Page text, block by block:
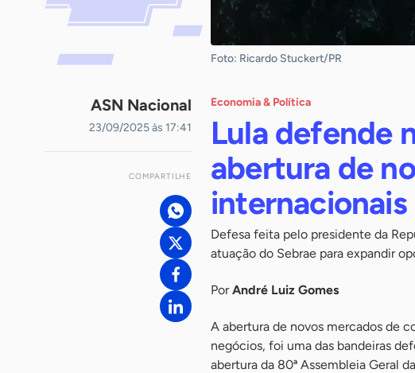
Foto: Ricardo Stuckert/PR
ASN Nacional
23/09/2025 às 17:41
COMPARTILHE
Economia & Política
Lula defende
abertura de
internacionais
Defesa feita pelo presidente da
atuação do Sebrae para expandir
PorAndré Luiz Gomes
A abertura de novos mercados de
negócios, foi uma das bandeiras
abertura da 80ª Assembleia Geral